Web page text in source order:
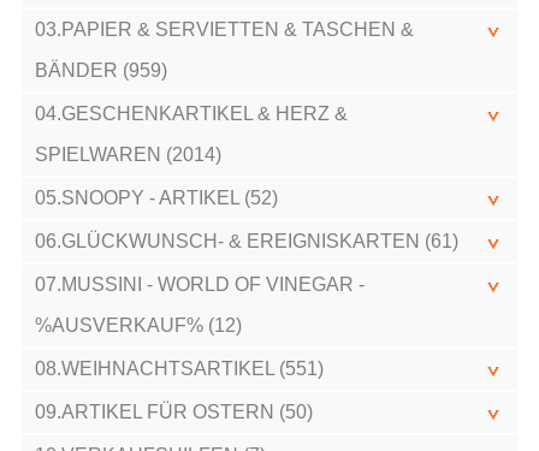
03.PAPIER & SERVIETTEN & TASCHEN &
BÄNDER (959)
04.GESCHENKARTIKEL & HERZ &
SPIELWAREN (2014)
05.SNOOPY - ARTIKEL (52)
06.GLÜCKWUNSCH- & EREIGNISKARTEN (61)
07.MUSSINI - WORLD OF VINEGAR -
%AUSVERKAUF% (12)
08.WEIHNACHTSARTIKEL (551)
09.ARTIKEL FÜR OSTERN (50)